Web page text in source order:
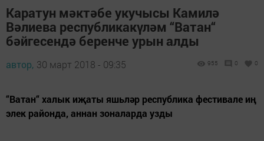
Каратун мәктәбе укучысы Камилә
Вәлиева республикакүләм “Ватан“
бәйгесендә беренче урын алды
автор, 30 март 2018 - 09:35 955 0 0
“Ватан“ халык иҗаты яшьләр республика фестивале иң
элек районда, аннан зоналарда узды